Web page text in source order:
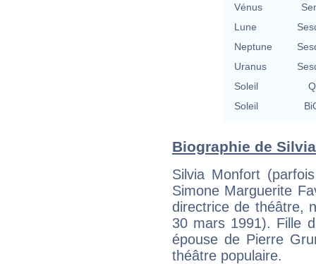
Vénus
Lune
Neptune
Uranus
Soleil
Soleil
Biographie de
Silvia Monfort
Simone Marguerite
directrice de théâtre,
30 mars 1991). Fille
épouse de Pierre
théâtre populaire.